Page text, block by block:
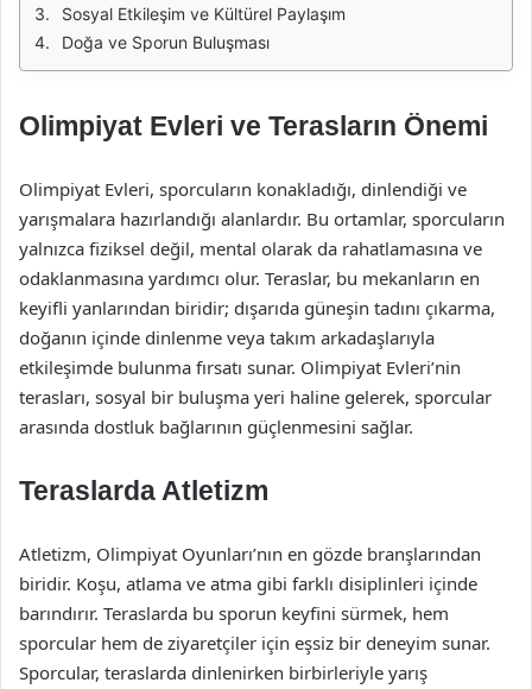
Sosyal Etkileşim ve Kültürel Paylaşım
Doğa ve Sporun Buluşması
Olimpiyat Evleri ve Terasların Önemi
Olimpiyat Evleri, sporcuların konakladığı, dinlendiği ve
yarışmalara hazırlandığı alanlardır. Bu ortamlar, sporcuların
yalnızca fiziksel değil, mental olarak da rahatlamasına ve
odaklanmasına yardımcı olur. Teraslar, bu mekanların en
keyifli yanlarından biridir; dışarıda güneşin tadını çıkarma,
doğanın içinde dinlenme veya takım arkadaşlarıyla
etkileşimde bulunma fırsatı sunar. Olimpiyat Evleri’nin
terasları, sosyal bir buluşma yeri haline gelerek, sporcular
arasında dostluk bağlarının güçlenmesini sağlar.
Teraslarda Atletizm
Atletizm, Olimpiyat Oyunları’nın en gözde branşlarından
biridir. Koşu, atlama ve atma gibi farklı disiplinleri içinde
barındırır. Teraslarda bu sporun keyfini sürmek, hem
sporcular hem de ziyaretçiler için eşsiz bir deneyim sunar.
Sporcular, teraslarda dinlenirken birbirleriyle yarış